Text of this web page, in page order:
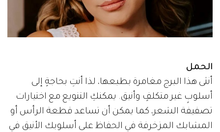
الحمل
أنثى هذا البرج مغامرة بطبعها، لذا أنتِ بحاجةٍ إلى
أسلوبٍ غير متكلفٍ وأنيق. يمكنكِ التنويع مع اختيارات
تصفيفة الشعر، كما يمكن أن تساعد قطعة الرأس أو
المشابك المزخرفة في الحفاظ على أسلوبك الأنيق في